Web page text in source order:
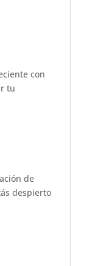
con
tu
de
despierto